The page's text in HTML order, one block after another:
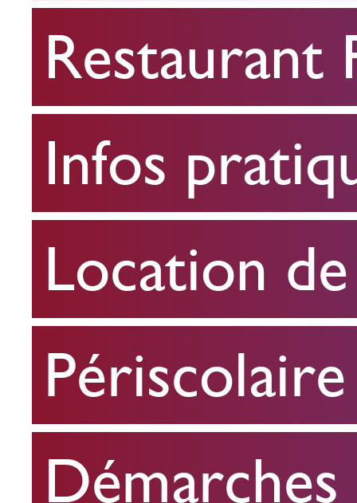
FPA
Infos
pratiques
Location
de
salle
Périscolaire
Restaurant
Infos
Location
Périscolaire